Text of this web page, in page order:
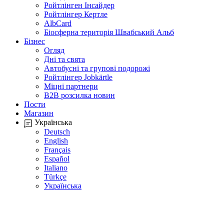
Ройтлінген Інсайдер
Ройтлінгер Кертле
AlbCard
Біосферна територія Швабський Альб
Бізнес
Огляд
Дні та свята
Автобусні та групові подорожі
Ройтлінгер Jobkärtle
Міцні партнери
B2B розсилка новин
Пости
Магазин
Українська
Deutsch
English
Français
Español
Italiano
Türkçe
Українська